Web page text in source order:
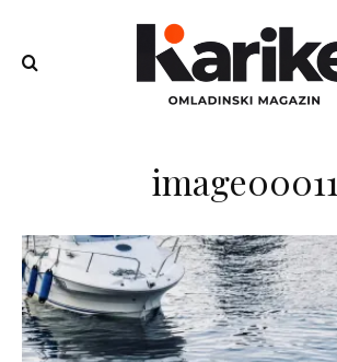
image00011